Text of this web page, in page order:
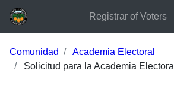
Registrar of Voters
Comunidad
Academia Electoral
Solicitud para la Academia Electoral